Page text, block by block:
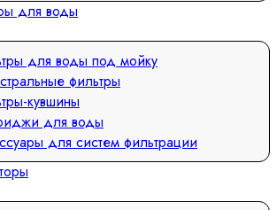
для воды
для воды под мойку
фильтры
кувшины
для воды
для систем фильтрации